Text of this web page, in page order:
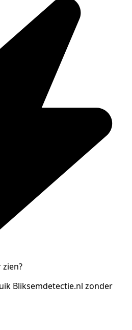
Bliksemdetectie.nl zonder